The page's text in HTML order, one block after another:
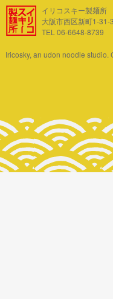
イリコスキー製麺所
大阪市西区新町1-
TEL 06-6648-8739
Iricosky, an udon noodle